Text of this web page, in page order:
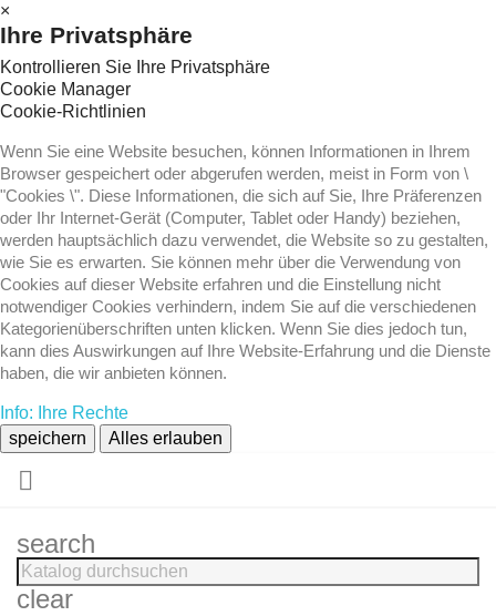
×
Ihre Privatsphäre
Kontrollieren Sie Ihre Privatsphäre
Cookie Manager
Cookie-Richtlinien
Wenn Sie eine Website besuchen, können Informationen in Ihrem
Browser gespeichert oder abgerufen werden, meist in Form von \
"Cookies \". Diese Informationen, die sich auf Sie, Ihre Präferenzen
oder Ihr Internet-Gerät (Computer, Tablet oder Handy) beziehen,
werden hauptsächlich dazu verwendet, die Website so zu gestalten,
wie Sie es erwarten. Sie können mehr über die Verwendung von
Cookies auf dieser Website erfahren und die Einstellung nicht
notwendiger Cookies verhindern, indem Sie auf die verschiedenen
Kategorienüberschriften unten klicken. Wenn Sie dies jedoch tun,
kann dies Auswirkungen auf Ihre Website-Erfahrung und die Dienste
haben, die wir anbieten können.
Info: Ihre Rechte
speichern
Alles erlauben

search
clear